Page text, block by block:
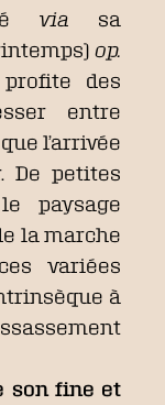
via sa
op.
profite des
entre
l’arrivée
De petites
paysage
la marche
variées
à
son fine et